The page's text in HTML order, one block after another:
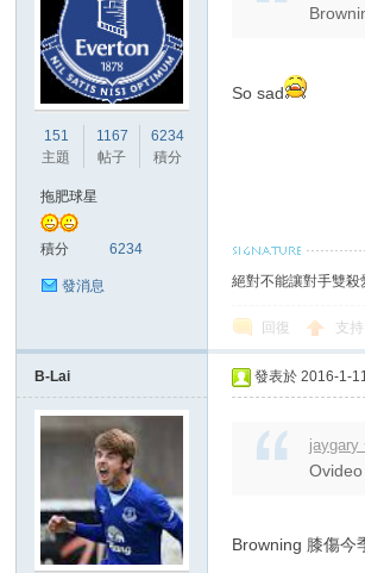
151
主題
1167
帖子
6234
積分
拖肥球星
積分 6234
發消息
So sad
絕對不能讓對手雙殺
回復 支持
B-Lai 發表於 2016-1-
jaygary
Browning 膝傷今